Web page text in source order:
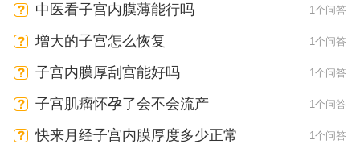
中医看子宫内膜薄能行吗 1个问答
增大的子宫怎么恢复 1个问答
子宫内膜厚刮宫能好吗 1个问答
子宫肌瘤怀孕了会不会流产 1个问答
快来月经子宫内膜厚度多少正常 1个问答